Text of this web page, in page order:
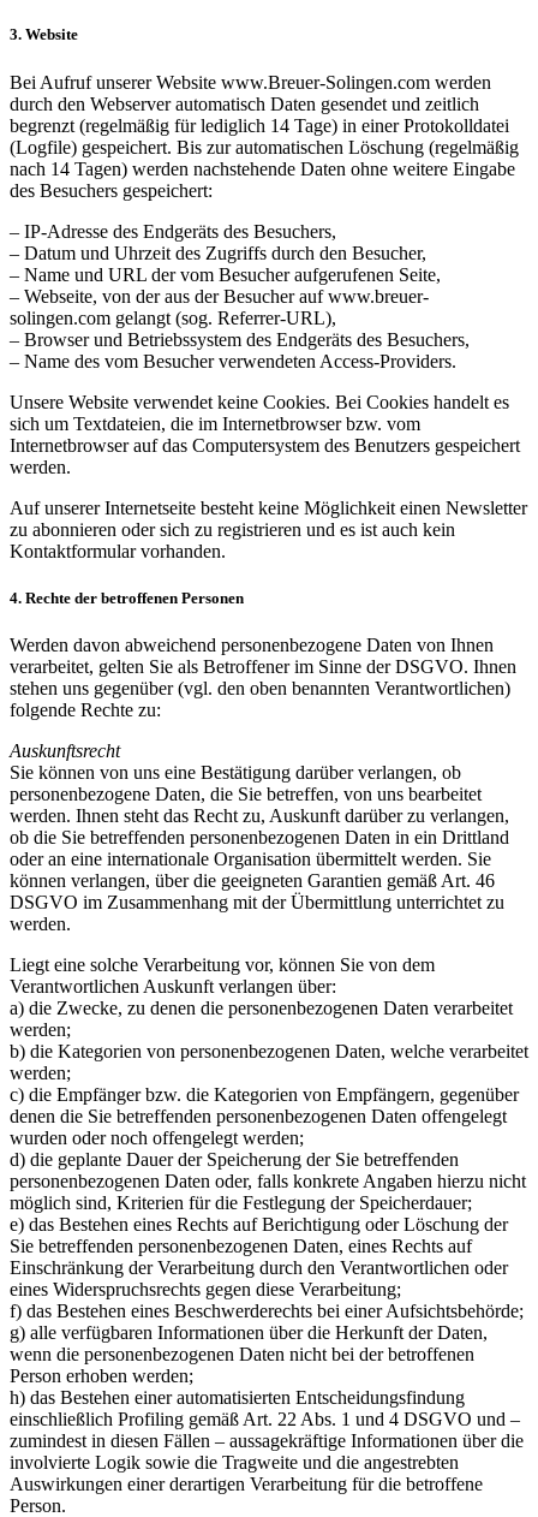
3. Website
Bei Aufruf unserer Website www.Breuer-Solingen.com werden
durch den Webserver automatisch Daten gesendet und zeitlich
begrenzt (regelmäßig für lediglich 14 Tage) in einer Protokolldatei
(Logfile) gespeichert. Bis zur automatischen Löschung (regelmäßig
nach 14 Tagen) werden nachstehende Daten ohne weitere Eingabe
des Besuchers gespeichert:
– IP-Adresse des Endgeräts des Besuchers,
– Datum und Uhrzeit des Zugriffs durch den Besucher,
– Name und URL der vom Besucher aufgerufenen Seite,
– Webseite, von der aus der Besucher auf www.breuer-
solingen.com gelangt (sog. Referrer-URL),
– Browser und Betriebssystem des Endgeräts des Besuchers,
– Name des vom Besucher verwendeten Access-Providers.
Unsere Website verwendet keine Cookies. Bei Cookies handelt es
sich um Textdateien, die im Internetbrowser bzw. vom
Internetbrowser auf das Computersystem des Benutzers gespeichert
werden.
Auf unserer Internetseite besteht keine Möglichkeit einen Newsletter
zu abonnieren oder sich zu registrieren und es ist auch kein
Kontaktformular vorhanden.
4. Rechte der betroffenen Personen
Werden davon abweichend personenbezogene Daten von Ihnen
verarbeitet, gelten Sie als Betroffener im Sinne der DSGVO. Ihnen
stehen uns gegenüber (vgl. den oben benannten Verantwortlichen)
folgende Rechte zu:
Auskunftsrecht
Sie können von uns eine Bestätigung darüber verlangen, ob
personenbezogene Daten, die Sie betreffen, von uns bearbeitet
werden. Ihnen steht das Recht zu, Auskunft darüber zu verlangen,
ob die Sie betreffenden personenbezogenen Daten in ein Drittland
oder an eine internationale Organisation übermittelt werden. Sie
können verlangen, über die geeigneten Garantien gemäß Art. 46
DSGVO im Zusammenhang mit der Übermittlung unterrichtet zu
werden.
Liegt eine solche Verarbeitung vor, können Sie von dem
Verantwortlichen Auskunft verlangen über:
a) die Zwecke, zu denen die personenbezogenen Daten verarbeitet
werden;
b) die Kategorien von personenbezogenen Daten, welche verarbeitet
werden;
c) die Empfänger bzw. die Kategorien von Empfängern, gegenüber
denen die Sie betreffenden personenbezogenen Daten offengelegt
wurden oder noch offengelegt werden;
d) die geplante Dauer der Speicherung der Sie betreffenden
personenbezogenen Daten oder, falls konkrete Angaben hierzu nicht
möglich sind, Kriterien für die Festlegung der Speicherdauer;
e) das Bestehen eines Rechts auf Berichtigung oder Löschung der
Sie betreffenden personenbezogenen Daten, eines Rechts auf
Einschränkung der Verarbeitung durch den Verantwortlichen oder
eines Widerspruchsrechts gegen diese Verarbeitung;
f) das Bestehen eines Beschwerderechts bei einer Aufsichtsbehörde;
g) alle verfügbaren Informationen über die Herkunft der Daten,
wenn die personenbezogenen Daten nicht bei der betroffenen
Person erhoben werden;
h) das Bestehen einer automatisierten Entscheidungsfindung
einschließlich Profiling gemäß Art. 22 Abs. 1 und 4 DSGVO und –
zumindest in diesen Fällen – aussagekräftige Informationen über die
involvierte Logik sowie die Tragweite und die angestrebten
Auswirkungen einer derartigen Verarbeitung für die betroffene
Person.